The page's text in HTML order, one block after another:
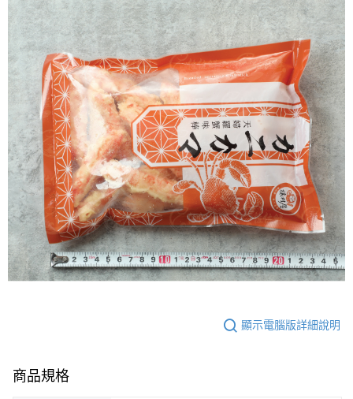
顯示電腦版詳細說明
商品規格